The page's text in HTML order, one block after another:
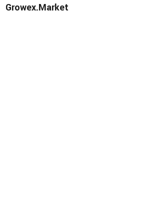
Growex.Market